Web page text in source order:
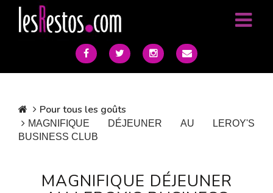
Pour tous les goûts
MAGNIFIQUE DÉJEUNER AU LEROY'S
BUSINESS CLUB
MAGNIFIQUE DÉJEUNER